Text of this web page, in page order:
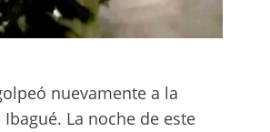
nuevamente a la
La noche de este